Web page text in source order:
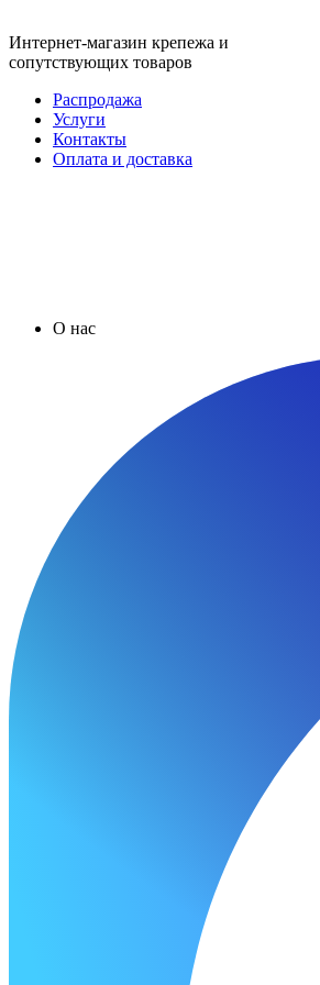
Интернет-магазин крепежа и
сопутствующих товаров
Распродажа
Услуги
Контакты
Оплата и доставка
О нас